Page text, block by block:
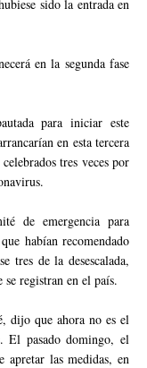
sido la entrada en
en la segunda fase
para iniciar este
en esta tercera
tres veces por
de emergencia para
habían recomendado
tres de la desescalada,
registran en el país.
dijo que ahora no es el
El pasado domingo, el
apretar las medidas, en